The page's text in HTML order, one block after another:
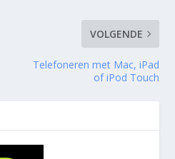
VOLGENDE
Telefoneren met Mac, iPad
of iPod Touch